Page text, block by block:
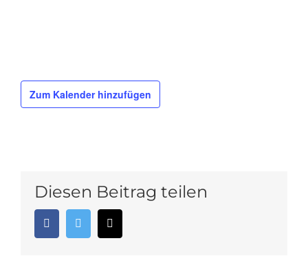
Zum Kalender hinzufügen
Diesen Beitrag teilen
FacebookTwitter
Mail